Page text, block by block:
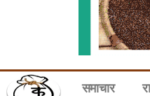
समाचार